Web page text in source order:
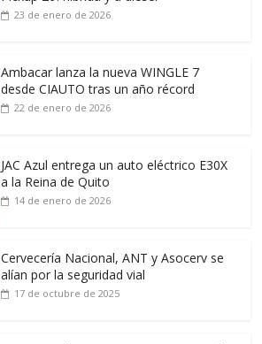
23 de enero de 2026
Ambacar lanza la nueva WINGLE 7
desde CIAUTO tras un año récord
22 de enero de 2026
JAC Azul entrega un auto eléctrico E30X
a la Reina de Quito
14 de enero de 2026
Cervecería Nacional, ANT y Asocerv se
alían por la seguridad vial
17 de octubre de 2025